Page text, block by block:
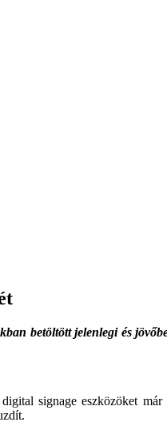
betöltött jelenlegi és
signage eszközöket